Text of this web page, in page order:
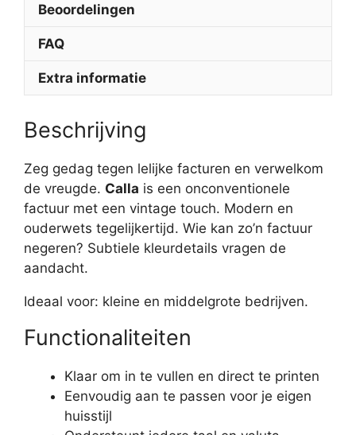
Beoordelingen
FAQ
Extra informatie
Beschrijving
Zeg gedag tegen lelijke facturen en verwelkom
de vreugde. Calla is een onconventionele
factuur met een vintage touch. Modern en
ouderwets tegelijkertijd. Wie kan zo’n factuur
negeren? Subtiele kleurdetails vragen de
aandacht.
Ideaal voor: kleine en middelgrote bedrijven.
Functionaliteiten
Klaar om in te vullen en direct te printen
Eenvoudig aan te passen voor je eigen
huisstijl